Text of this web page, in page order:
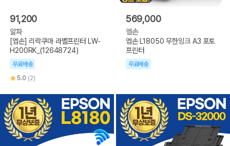
91,200
알파
[엡손] 리락쿠마 라벨프린터 LW-
H200RK_(12648724)
무료배송
5.0 (2)
569,000
엡손
엡손 L18050 무한잉크 A3 포토
프린터
무료배송